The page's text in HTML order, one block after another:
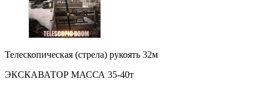
Телескопическая (стрела) рукоять 32м
ЭКСКАВАТОР МАССА 35-40т